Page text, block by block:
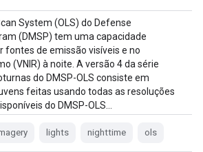
System (OLS) do Defense
(DMSP) tem uma capacidade
fontes de emissão visíveis e no
(VNIR) à noite. A versão 4 da série
do DMSP-OLS consiste em
feitas usando todas as resoluções
do DMSP-OLS…
lights nighttime ols